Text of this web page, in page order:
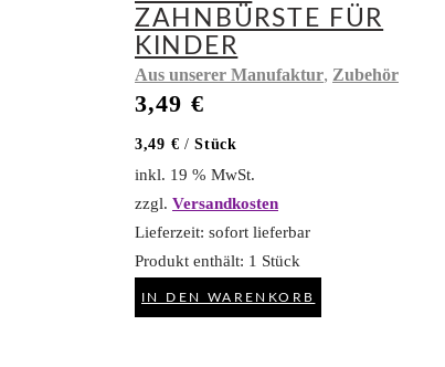
ZAHNBÜRSTE FÜR
KINDER
Aus unserer Manufaktur, Zubehör
3,49 €
3,49 € /Stück
inkl. 19 % MwSt.
zzgl. Versandkosten
Lieferzeit: sofort lieferbar
Produkt enthält: 1 Stück
IN DEN WARENKORB